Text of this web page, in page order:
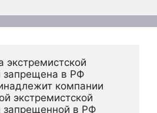
экстремистской
запрещена в РФ
компании
экстремистской
запрещенной в РФ